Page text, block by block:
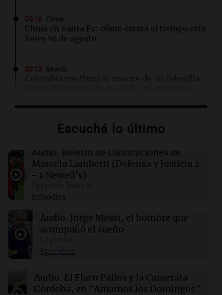
00:16 Clima
Clima en Santa Fe: cómo estará el tiempo este
lunes 10 de agosto
00:12 Mundo
Colombia confirma la muerte de un cabecilla
Clima
lunes 10 de agosto
00:06 Clima
lunes 10 de agosto
00:02 Mundo
Hezly Rivera, campeona olímpica, conquista
su segundo título consecutivo en gimnasia de
EE. UU.
Escuchá lo último
Audio. Boletín de Calificaciones de
Marcelo Lamberti (Defensa y Justicia 2
- 1 Newell's)
Episodios
Audio. Jorge Messi, el hombre que
acompañó el sueño
Episodios
Audio. El Flaco Pailos y la Camerata
Córdoba, en "Amamos los Domingos"